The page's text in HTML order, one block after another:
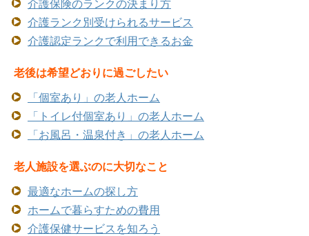
介護保険のランクの決まり方
介護ランク別受けられるサービス
介護認定ランクで利用できるお金
老後は希望どおりに過ごしたい
「個室あり」の老人ホーム
「トイレ付個室あり」の老人ホーム
「お風呂・温泉付き」の老人ホーム
老人施設を選ぶのに大切なこと
最適なホームの探し方
ホームで暮らすための費用
介護保健サービスを知ろう